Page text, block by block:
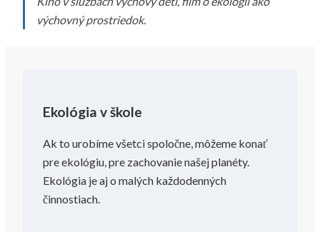
výchovný prostriedok.
Ekológia v škole
Ak to urobíme všetci spoločne, môžeme konať
pre ekológiu, pre zachovanie našej planéty.
Ekológia je aj o malých každodenných
činnostiach.